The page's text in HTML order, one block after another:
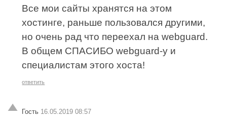
Все мои сайты хранятся на этом
хостинге, раньше пользовался другими,
но очень рад что переехал на webguard.
В общем СПАСИБО webguard-у и
специалистам этого хоста!
ответить
Гость 16.05.2019 08:57